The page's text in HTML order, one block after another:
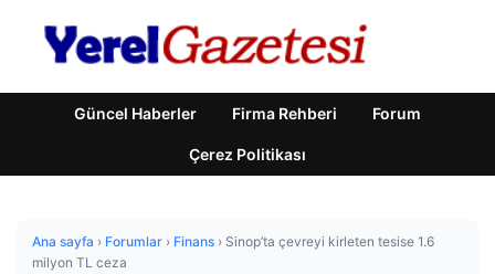
Güncel Haberler Firma Rehberi Forum
Çerez Politikası
Ana sayfa › Forumlar › Finans › Sinop’ta çevreyi kirleten tesise 1.6
milyon TL ceza